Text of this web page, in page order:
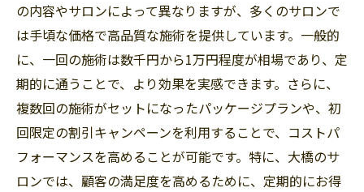
の内容やサロンによって異なりますが、多くのサロンで
は手頃な価格で高品質な施術を提供しています。一般的
に、一回の施術は数千円から1万円程度が相場であり、定
期的に通うことで、より効果を実感できます。さらに、
複数回の施術がセットになったパッケージプランや、初
回限定の割引キャンペーンを利用することで、コストパ
フォーマンスを高めることが可能です。特に、大橋のサ
ロンでは、顧客の満足度を高めるために、定期的にお得